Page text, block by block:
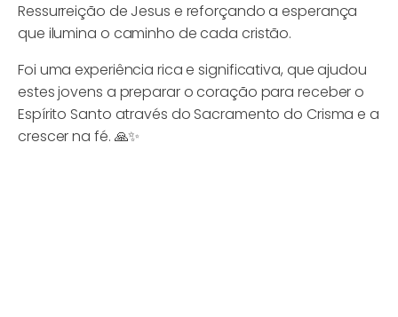
Ressurreição de Jesus e reforçando a esperança
que ilumina o caminho de cada cristão.
Foi uma experiência rica e significativa, que ajudou
estes jovens a preparar o coração para receber o
Espírito Santo através do Sacramento do Crisma e a
crescer na fé. 🙏✨